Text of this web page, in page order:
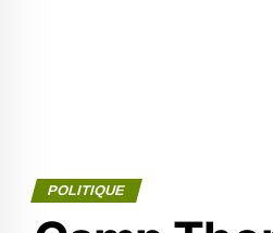
POLITIQUE